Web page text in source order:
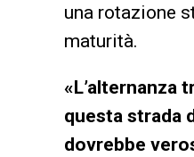
una rotazione
maturità.
«L’alternanza
questa strada
dovrebbe